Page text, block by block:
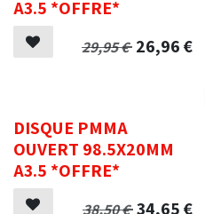
A3.5 *OFFRE*
29,95€ 26,96€
DISQUE PMMA
OUVERT 98.5X20MM
A3.5 *OFFRE*
38,50€ 34,65€